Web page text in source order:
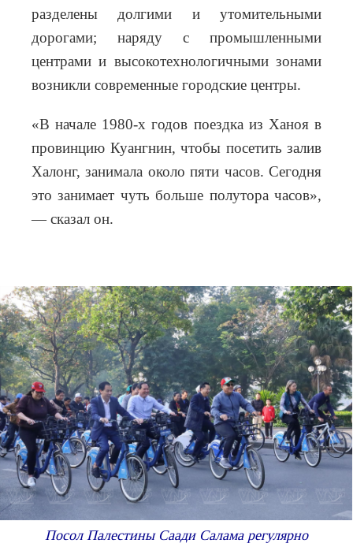
разделены долгими и утомительными
дорогами; наряду с промышленными
центрами и высокотехнологичными зонами
возникли современные городские центры.
«В начале 1980-х годов поездка из Ханоя в
провинцию Куангнин, чтобы посетить залив
Халонг, занимала около пяти часов. Сегодня
это занимает чуть больше полутора часов»,
— сказал он.
Посол Палестины Саади Салама регулярно